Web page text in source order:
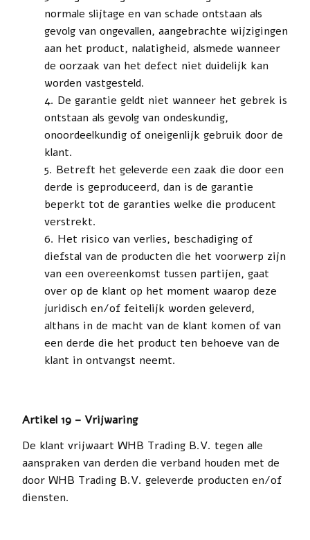
normale slijtage en van schade ontstaan als
gevolg van ongevallen, aangebrachte wijzigingen
aan het product, nalatigheid, alsmede wanneer
de oorzaak van het defect niet duidelijk kan
worden vastgesteld.
De garantie geldt niet wanneer het gebrek is
ontstaan als gevolg van ondeskundig,
onoordeelkundig of oneigenlijk gebruik door de
klant.
Betreft het geleverde een zaak die door een
derde is geproduceerd, dan is de garantie
beperkt tot de garanties welke die producent
verstrekt.
Het risico van verlies, beschadiging of
diefstal van de producten die het voorwerp zijn
van een overeenkomst tussen partijen, gaat
over op de klant op het moment waarop deze
juridisch en/of feitelijk worden geleverd,
althans in de macht van de klant komen of van
een derde die het product ten behoeve van de
klant in ontvangst neemt.
Artikel 19 – Vrijwaring
De klant vrijwaart WHB Trading B.V. tegen alle
aanspraken van derden die verband houden met de
door WHB Trading B.V. geleverde producten en/of
diensten.